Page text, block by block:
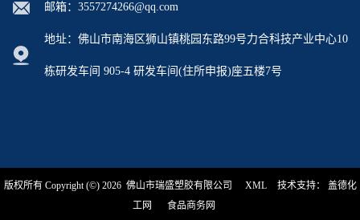
邮箱： 3557274266@qq.com
地址：佛山市南海区狮山镇桃园东路99号力合科技产业中心10
栋研发车间 905-4 研发车间(住所申报)座五楼7号
版权所有 Copyright (©) 2026 佛山市瑞盛塑胶有限公司 XML 技术支持： 盖德化
工网
食品商务网